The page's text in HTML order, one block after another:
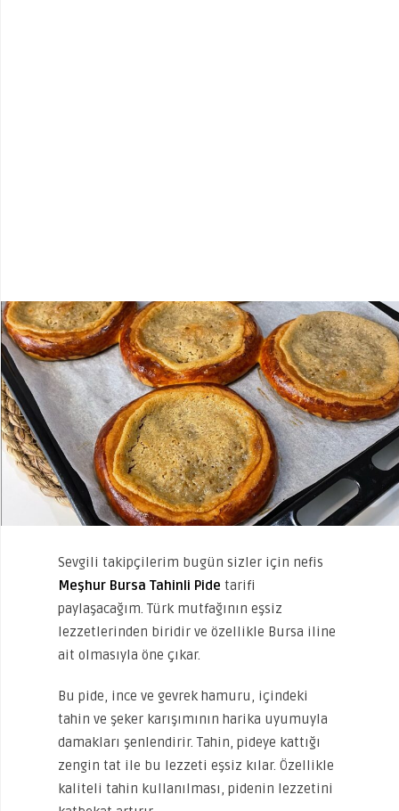
Sevgili takipçilerim bugün sizler için nefis
Meşhur Bursa Tahinli Pide tarifi
paylaşacağım. Türk mutfağının eşsiz
lezzetlerinden biridir ve özellikle Bursa iline
ait olmasıyla öne çıkar.
Bu pide, ince ve gevrek hamuru, içindeki
tahin ve şeker karışımının harika uyumuyla
damakları şenlendirir. Tahin, pideye kattığı
zengin tat ile bu lezzeti eşsiz kılar. Özellikle
kaliteli tahin kullanılması, pidenin lezzetini